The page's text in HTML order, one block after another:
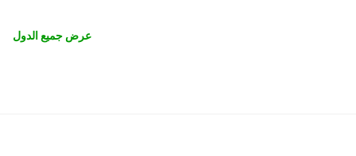
عرض جميع الدول